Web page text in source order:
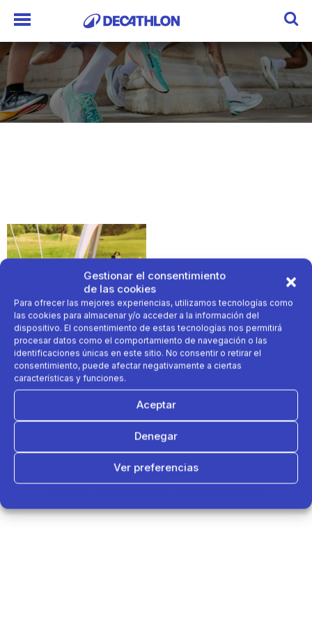
Gestionar el consentimiento
de las cookies
Para ofrecer las mejores experiencias, utilizamos tecnologías como
las cookies para almacenar y/o acceder a la información del
dispositivo. El consentimiento de estas tecnologías nos permitirá
procesar datos como el comportamiento de navegación o las
identificaciones únicas en este sitio. No consentir o retirar el
consentimiento, puede afectar negativamente a ciertas
características y funciones.
Aceptar
Denegar
Ver preferencias